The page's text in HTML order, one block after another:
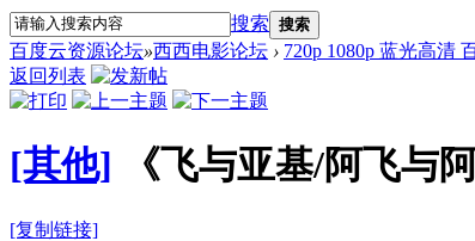
搜索 搜索
百度云资源论坛»西西电影论坛 › 720p 1080p 蓝光高清
返回列表
[其他] 《飞与亚基/阿飞与
[复制链接]